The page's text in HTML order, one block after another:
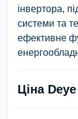
інвертора,
системи та
ефективне
Ціна